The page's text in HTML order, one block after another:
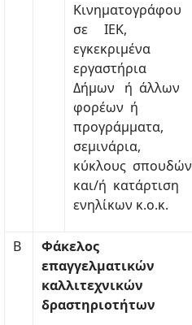
Κινηματογράφου
σε ΙΕΚ,
εγκεκριμένα
εργαστήρια
Δήμων ή άλλων
φορέων ή
προγράμματα,
σεμινάρια,
κύκλους σπουδών
και/ή κατάρτιση
ενηλίκων κ.ο.κ.
Β
Φάκελος
επαγγελματικών
καλλιτεχνικών
δραστηριοτήτων